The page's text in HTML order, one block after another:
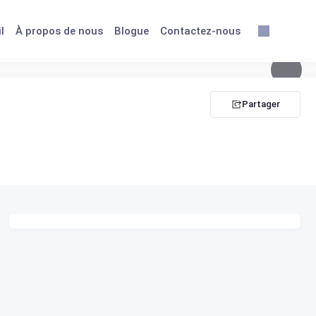
À propos de nous Blogue Contactez-nous
Partager